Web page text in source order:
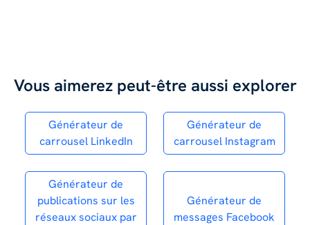
Vous aimerez peut-être aussi explorer
Générateur de
carrousel LinkedIn
Générateur de
carrousel Instagram
Générateur de
publications sur les
réseaux sociaux par
Générateur de
messages Facebook